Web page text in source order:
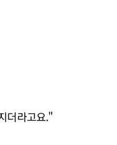
더라고요."